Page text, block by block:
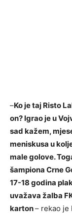
–Ko je taj Risto
on? Igrao je u
sad kažem,
meniskusa u
male golove.
šampiona Crne
17-18 godina
uvažava žalba
karton– rekao je